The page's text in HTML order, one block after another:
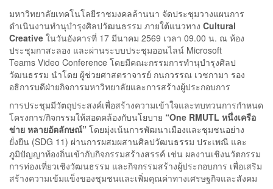
มหาวิทยาลัยเทคโนโลยีราชมงคลล้านนา จัดประชุมวางแผนการ
ดำเนินงานทำนุบำรุงศิลปวัฒนธรรม ภายใต้แนวทาง Cultural
Creative ในวันอังคารที่ 17 มีนาคม 2569 เวลา 09.00 น. ณ ห้อง
ประชุมกาสะลอง และผ่านระบบประชุมออนไลน์ Microsoft
Teams Video Conference โดยมีคณะกรรมการทำนุบำรุงศิลป
วัฒนธรรม นำโดย ผู้ช่วยศาสตราจารย์ กนกวรรณ เวชกามา รอง
อธิการบดีฝ่ายกิจการมหาวิทยาลัยและการสร้างผู้ประกอบการ
การประชุมมีวัตถุประสงค์เพื่อสร้างความเข้าใจและทบทวนการกำหนด
โครงการ/กิจกรรมให้สอดคล้องกับนโยบาย “One RMUTL หนึ่งเครือ
ข่าย หลายอัตลักษณ์” โดยมุ่งเน้นการพัฒนาเมืองและชุมชนอย่าง
ยั่งยืน (SDG 11) ผ่านการผสมผสานศิลปวัฒนธรรม ประเพณี และ
ภูมิปัญญาท้องถิ่นเข้ากับกิจกรรมสร้างสรรค์ เช่น ผลงานเชิงนวัตกรรม
การท่องเที่ยวเชิงวัฒนธรรม และกิจกรรมสร้างผู้ประกอบการ เพื่อเสริม
สร้างความเข้มแข็งของชุมชนและเพิ่มคุณค่าทางเศรษฐกิจและสังคม